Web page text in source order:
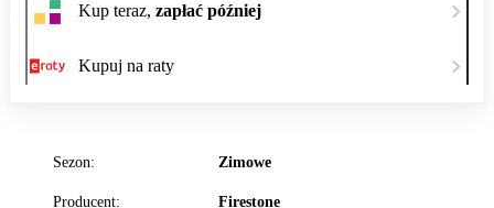
Sezon: Zimowe
Producent: Firestone
Kup teraz, zapłać później
Kupuj na raty